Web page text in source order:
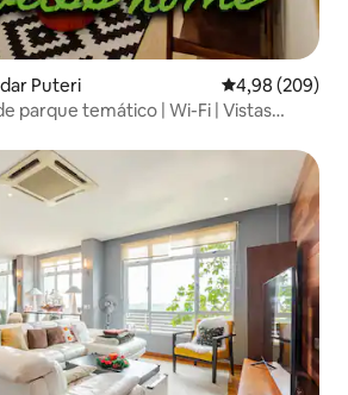
Puteri 4,98 de uma
4,98 (209)
parque temático | Wi-Fi | Vistas